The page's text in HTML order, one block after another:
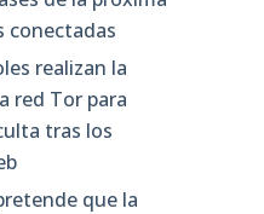
conectadas
realizan la
red Tor para
tras los
que la